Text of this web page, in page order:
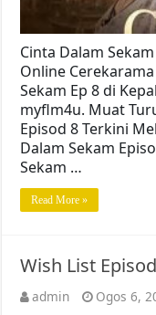
Cinta Dalam
Online
Sekam Ep 8 di
myflm4u. Muat
Episod 8 Terkini
Dalam Sekam
Sekam …
Read More »
Wish List
admin Ogos 6,